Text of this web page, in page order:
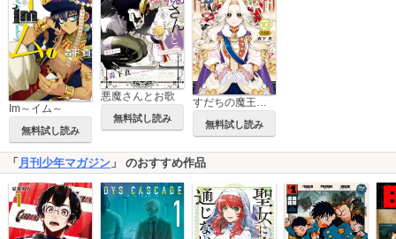
Im～イム～
無料試し読み
悪魔さんとお歌
無料試し読み
すだちの魔王城 特装版
無料試し読み
「 月刊少年マガジン 」 のおすすめ作品